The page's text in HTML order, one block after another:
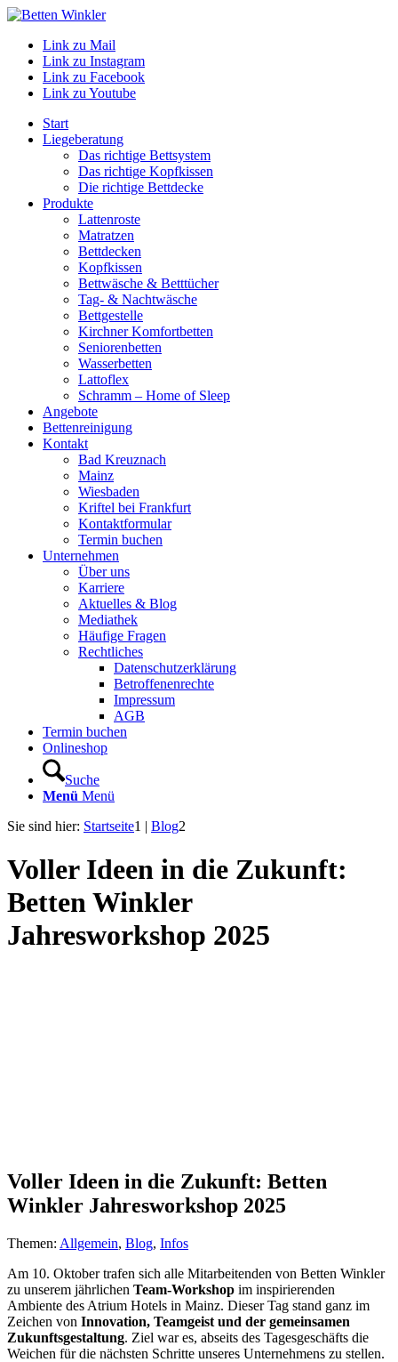
Link zu Mail
Link zu Instagram
Link zu Facebook
Link zu Youtube
Start
Liegeberatung
Das richtige Bettsystem
Das richtige Kopfkissen
Die richtige Bettdecke
Produkte
Lattenroste
Matratzen
Bettdecken
Kopfkissen
Bettwäsche & Betttücher
Tag- & Nachtwäsche
Bettgestelle
Kirchner Komfortbetten
Seniorenbetten
Wasserbetten
Lattoflex
Schramm – Home of Sleep
Angebote
Bettenreinigung
Kontakt
Bad Kreuznach
Mainz
Wiesbaden
Kriftel bei Frankfurt
Kontaktformular
Termin buchen
Unternehmen
Über uns
Karriere
Aktuelles & Blog
Mediathek
Häufige Fragen
Rechtliches
Datenschutzerklärung
Betroffenenrechte
Impressum
AGB
Termin buchen
Onlineshop
Suche
Menü Menü
Sie sind hier: Startseite1 | Blog2
Voller Ideen in die Zukunft:
Betten Winkler
Jahresworkshop 2025
Voller Ideen in die Zukunft: Betten
Winkler Jahresworkshop 2025
Themen: Allgemein, Blog, Infos
Am 10. Oktober trafen sich alle Mitarbeitenden von Betten Winkler
zu unserem jährlichen Team-Workshop im inspirierenden
Ambiente des Atrium Hotels in Mainz. Dieser Tag stand ganz im
Zeichen von Innovation, Teamgeist und der gemeinsamen
Zukunftsgestaltung. Ziel war es, abseits des Tagesgeschäfts die
Weichen für die nächsten Schritte unseres Unternehmens zu stellen.